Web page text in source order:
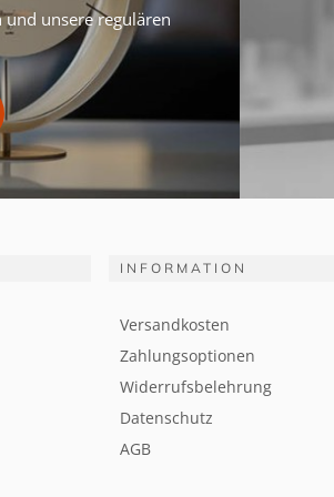
und unsere regulären
INFORMATION
Versandkosten
Zahlungsoptionen
Widerrufsbelehrung
Datenschutz
AGB